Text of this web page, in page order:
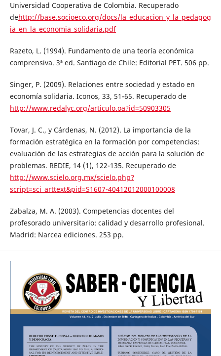
Universidad Cooperativa de Colombia. Recuperado
dehttp://base.socioeco.org/docs/la_educacion_y_la_pedagog
ia_en_la_economia_solidaria.pdf
Razeto, L. (1994). Fundamento de una teoría económica
comprensiva. 3ª ed. Santiago de Chile: Editorial PET. 506 pp.
Singer, P. (2009). Relaciones entre sociedad y estado en
economía solidaria. Iconos, 33, 51-65. Recuperado de
http://www.redalyc.org/articulo.oa?id=50903305
Tovar, J. C., y Cárdenas, N. (2012). La importancia de la
formación estratégica en la formación por competencias:
evaluación de las estrategias de acción para la solución de
problemas. REDIE, 14 (1), 122-135. Recuperado de
http://www.scielo.org.mx/scielo.php?
script=sci_arttext&pid=S1607-40412012000100008
Zabalza, M. A. (2003). Competencias docentes del
profesorado universitario: calidad y desarrollo profesional.
Madrid: Narcea ediciones. 253 pp.